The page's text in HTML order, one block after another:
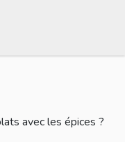
avec les épices ?